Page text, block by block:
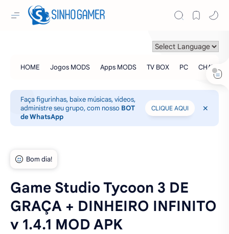
Faça figurinhas, baixe músicas, vídeos,
administre seu grupo, com nosso BOT
de WhatsApp
CLIQUE AQUI
Game Studio Tycoon 3 DE
GRAÇA + DINHEIRO INFINITO
v 1.4.1 MOD APK